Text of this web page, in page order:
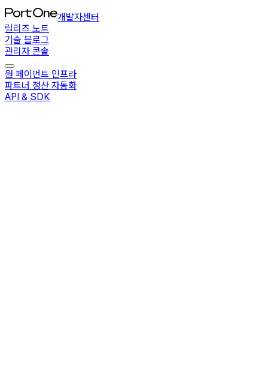
개발자센터
릴리즈 노트
기술 블로그
관리자 콘솔
원 페이먼트 인프라
파트너 정산 자동화
API & SDK